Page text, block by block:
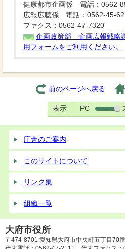
健康都市企画係 電話：0562-
広報広聴係 電話：0562-45-
ファクス：0562-47-7320
企画政策部 企画広報戦略
用フォームをご利用ください。
前のページへ戻る
表示 PC
庁舎のご案内
このサイトについて
リンク集
組織一覧
大府市役所
〒474-8701 愛知県大府市中央町五丁目70